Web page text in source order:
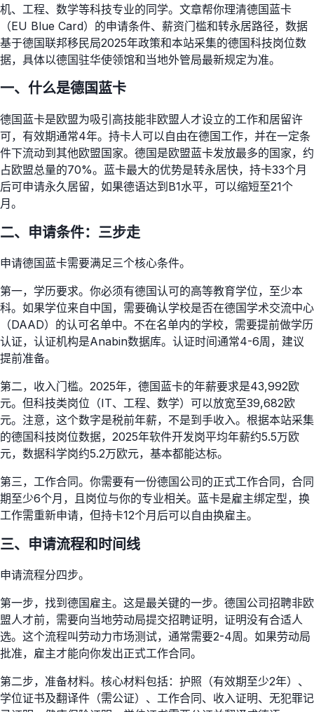
机、工程、数学等科技专业的同学。文章帮你理清德国蓝卡
（EU Blue Card）的申请条件、薪资门槛和转永居路径，数据
基于德国联邦移民局2025年政策和本站采集的德国科技岗位数
据，具体以德国驻华使领馆和当地外管局最新规定为准。
一、什么是德国蓝卡
德国蓝卡是欧盟为吸引高技能非欧盟人才设立的工作和居留许
可，有效期通常4年。持卡人可以自由在德国工作，并在一定条
件下流动到其他欧盟国家。德国是欧盟蓝卡发放最多的国家，约
占欧盟总量的70%。蓝卡最大的优势是转永居快，持卡33个月
后可申请永久居留，如果德语达到B1水平，可以缩短至21个
月。
二、申请条件：三步走
申请德国蓝卡需要满足三个核心条件。
第一，学历要求。你必须有德国认可的高等教育学位，至少本
科。如果学位来自中国，需要确认学校是否在德国学术交流中心
（DAAD）的认可名单中。不在名单内的学校，需要提前做学历
认证，认证机构是Anabin数据库。认证时间通常4-6周，建议
提前准备。
第二，收入门槛。2025年，德国蓝卡的年薪要求是43,992欧
元。但科技类岗位（IT、工程、数学）可以放宽至39,682欧
元。注意，这个数字是税前年薪，不是到手收入。根据本站采集
的德国科技岗位数据，2025年软件开发岗平均年薪约5.5万欧
元，数据科学岗约5.2万欧元，基本都能达标。
第三，工作合同。你需要有一份德国公司的正式工作合同，合同
期至少6个月，且岗位与你的专业相关。蓝卡是雇主绑定型，换
工作需重新申请，但持卡12个月后可以自由换雇主。
三、申请流程和时间线
申请流程分四步。
第一步，找到德国雇主。这是最关键的一步。德国公司招聘非欧
盟人才前，需要向当地劳动局提交招聘证明，证明没有合适人
选。这个流程叫劳动力市场测试，通常需要2-4周。如果劳动局
批准，雇主才能向你发出正式工作合同。
第二步，准备材料。核心材料包括：护照（有效期至少2年）、
学位证书及翻译件（需公证）、工作合同、收入证明、无犯罪记